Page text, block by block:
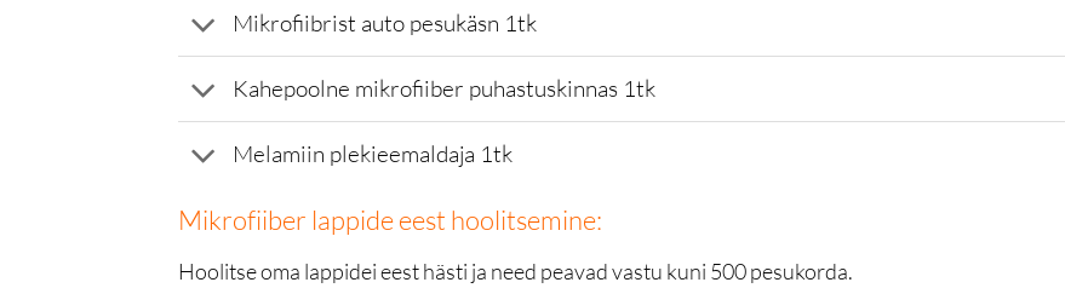
Mikrofiibrist auto pesukäsn 1tk
Kahepoolne mikrofiiber puhastuskinnas 1tk
Melamiin plekieemaldaja 1tk
Mikrofiiber lappide eest hoolitsemine:
Hoolitse oma lappidei eest hästi ja need peavad vastu kuni 500 pesukorda.